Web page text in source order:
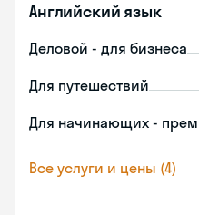
Английский язык
Деловой - для бизнеса
Для путешествий
Для начинающих -
Все услуги и цены (4)